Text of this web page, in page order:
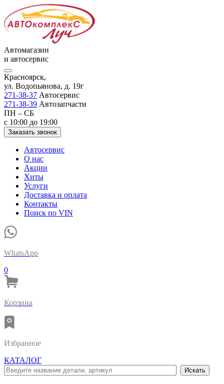
Автомагазин
и автосервис
Красноярск,
ул. Водопьянова, д. 19г
271-38-37 Автосервис
271-38-39 Автозапчасти
ПН – СБ
с 10:00 до 19:00
Заказать звонок
Автосервис
О нас
Акции
Хиты
Услуги
Доставка и оплата
Контакты
Поиск по VIN
WhatsApp
0
Корзина
Избранное
КАТАЛОГ